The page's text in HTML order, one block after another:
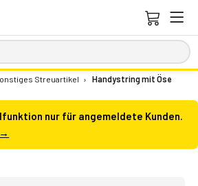
Streuartikel ›
Handystring mit Öse
nur für angemeldete Kunden.